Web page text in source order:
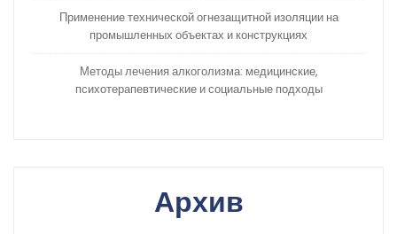
Применение технической огнезащитной изоляции на
промышленных объектах и конструкциях
Методы лечения алкоголизма: медицинские,
психотерапевтические и социальные подходы
Архив